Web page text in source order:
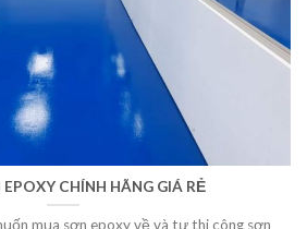
CHÍNH HÃNG GIÁ RẺ
mua sơn epoxy về và tự thi công sơn